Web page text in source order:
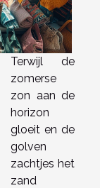
Terwijl de
zomerse
zon aan de
horizon
gloeit en de
golven
zachtjes het
zand